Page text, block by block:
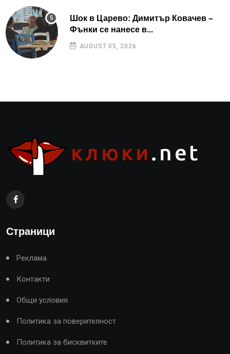
Шок в Царево: Димитър Ковачев –
Фънки се нанесе в...
AUGUST 05, 2026
Страници
Реклама
Контакти
Общи условия
Политика за поверителност
Политика за бисквитките